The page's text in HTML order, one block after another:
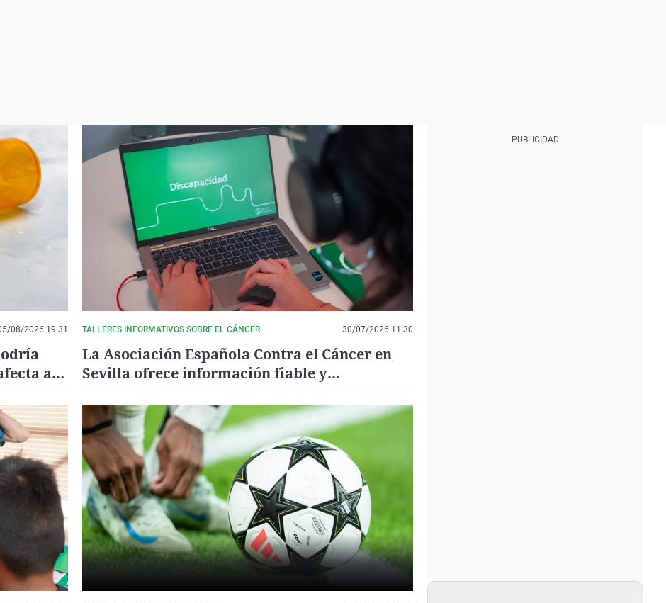
08/2026 19:31
a
TALLERES INFORMATIVOS SOBRE EL CÁNCER 30/07/2026 11:30
La Asociación Española Contra el Cáncer en
Sevilla ofrece información fiable y
durante el verano